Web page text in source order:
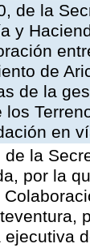
de la
y
de
de la
los
en
la
por la